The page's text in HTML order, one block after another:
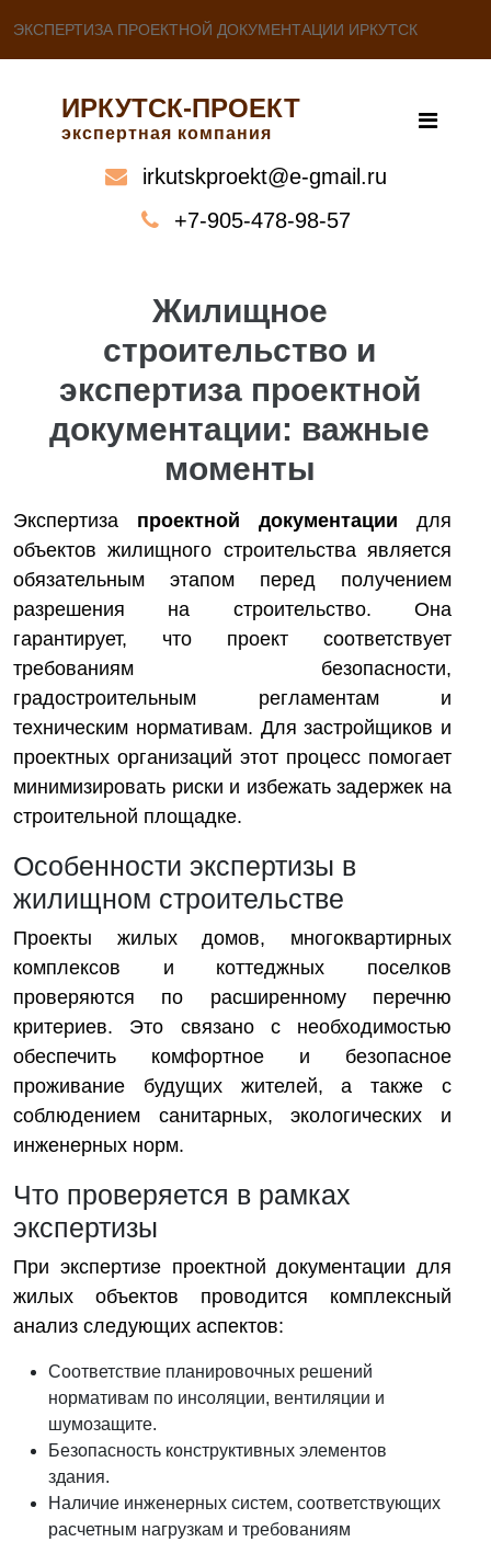
ЭКСПЕРТИЗА ПРОЕКТНОЙ ДОКУМЕНТАЦИИ ИРКУТСК
ИРКУТСК-ПРОЕКТ
экспертная компания
irkutskproekt@e-gmail.ru
+7-905-478-98-57
Жилищное
строительство и
экспертиза проектной
документации: важные
моменты
Экспертиза проектной документации для
объектов жилищного строительства является
обязательным этапом перед получением
разрешения на строительство. Она
гарантирует, что проект соответствует
требованиям безопасности,
градостроительным регламентам и
техническим нормативам. Для застройщиков и
проектных организаций этот процесс помогает
минимизировать риски и избежать задержек на
строительной площадке.
Особенности экспертизы в
жилищном строительстве
Проекты жилых домов, многоквартирных
комплексов и коттеджных поселков
проверяются по расширенному перечню
критериев. Это связано с необходимостью
обеспечить комфортное и безопасное
проживание будущих жителей, а также с
соблюдением санитарных, экологических и
инженерных норм.
Что проверяется в рамках
экспертизы
При экспертизе проектной документации для
жилых объектов проводится комплексный
анализ следующих аспектов:
Соответствие планировочных решений
нормативам по инсоляции, вентиляции и
шумозащите.
Безопасность конструктивных элементов
здания.
Наличие инженерных систем, соответствующих
расчетным нагрузкам и требованиям